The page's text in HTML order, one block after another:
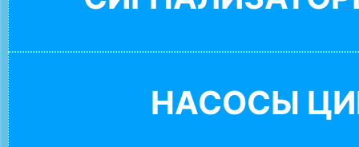
НАСОСЫ